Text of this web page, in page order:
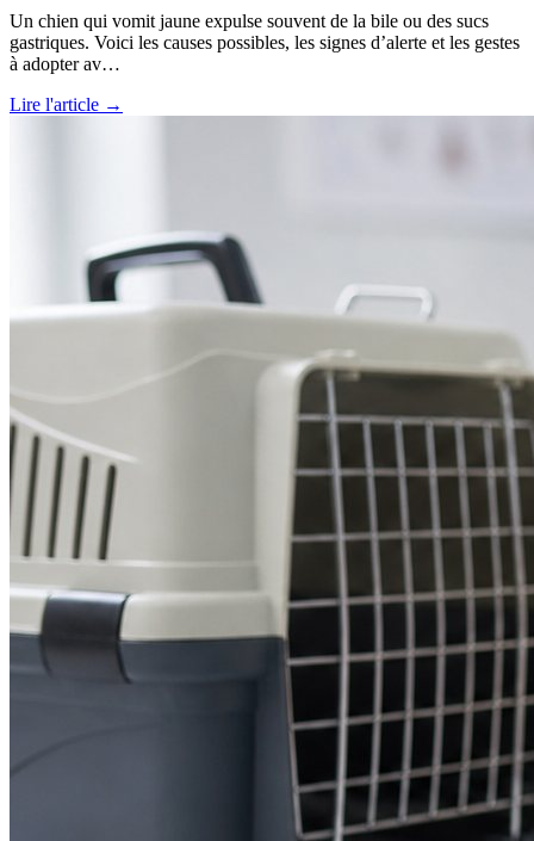
Un chien qui vomit jaune expulse souvent de la bile ou des sucs
gastriques. Voici les causes possibles, les signes d’alerte et les gestes
à adopter av…
Lire l'article →